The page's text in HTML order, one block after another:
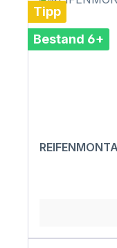
Tipp
Bestand 6+